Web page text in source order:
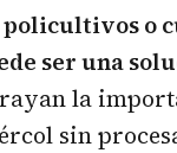
policultivos o
ser una
la
sin